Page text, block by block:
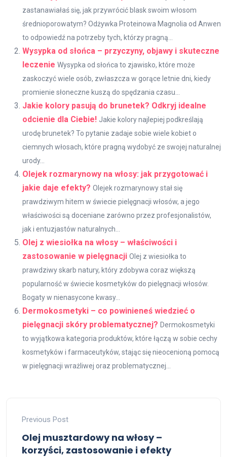
zastanawiałaś się, jak przywrócić blask swoim włosom
średnioporowatym? Odżywka Proteinowa Magnolia od Anwen
to odpowiedź na potrzeby tych, którzy pragną...
Wysypka od słońca – przyczyny, objawy i skuteczne
leczenie Wysypka od słońca to zjawisko, które może
zaskoczyć wiele osób, zwłaszcza w gorące letnie dni, kiedy
promienie słoneczne kuszą do spędzania czasu...
Jakie kolory pasują do brunetek? Odkryj idealne
odcienie dla Ciebie! Jakie kolory najlepiej podkreślają
urodę brunetek? To pytanie zadaje sobie wiele kobiet o
ciemnych włosach, które pragną wydobyć ze swojej naturalnej
urody...
Olejek rozmarynowy na włosy: jak przygotować i
jakie daje efekty? Olejek rozmarynowy stał się
prawdziwym hitem w świecie pielęgnacji włosów, a jego
właściwości są doceniane zarówno przez profesjonalistów,
jak i entuzjastów naturalnych...
Olej z wiesiołka na włosy – właściwości i
zastosowanie w pielęgnacji Olej z wiesiołka to
prawdziwy skarb natury, który zdobywa coraz większą
popularność w świecie kosmetyków do pielęgnacji włosów.
Bogaty w nienasycone kwasy...
Dermokosmetyki – co powinieneś wiedzieć o
pielęgnacji skóry problematycznej? Dermokosmetyki
to wyjątkowa kategoria produktów, które łączą w sobie cechy
kosmetyków i farmaceutyków, stając się nieocenioną pomocą
w pielęgnacji wrażliwej oraz problematycznej...
Previous Post
Olej musztardowy na włosy –
korzyści, zastosowanie i efekty